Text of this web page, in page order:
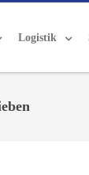
Logistik